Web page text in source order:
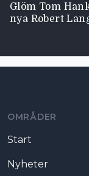
Glöm Tom
nya Robert
OMRÅDER
Start
Nyheter